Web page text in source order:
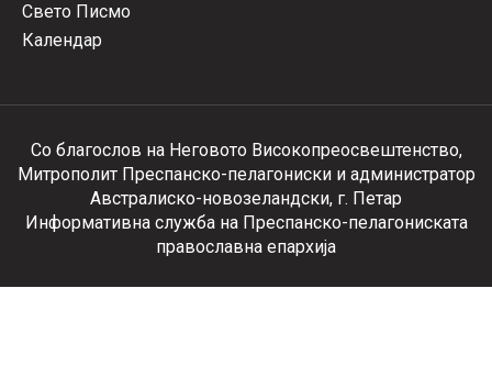
Свето Писмо
Календар
Со благослов на Неговото Високопреосвештенство,
Митрополит Преспанско-пелагониски и администратор
Австралиско-новозеландски, г. Петар
Информативна служба на Преспанско-пелагониската
православна епархија